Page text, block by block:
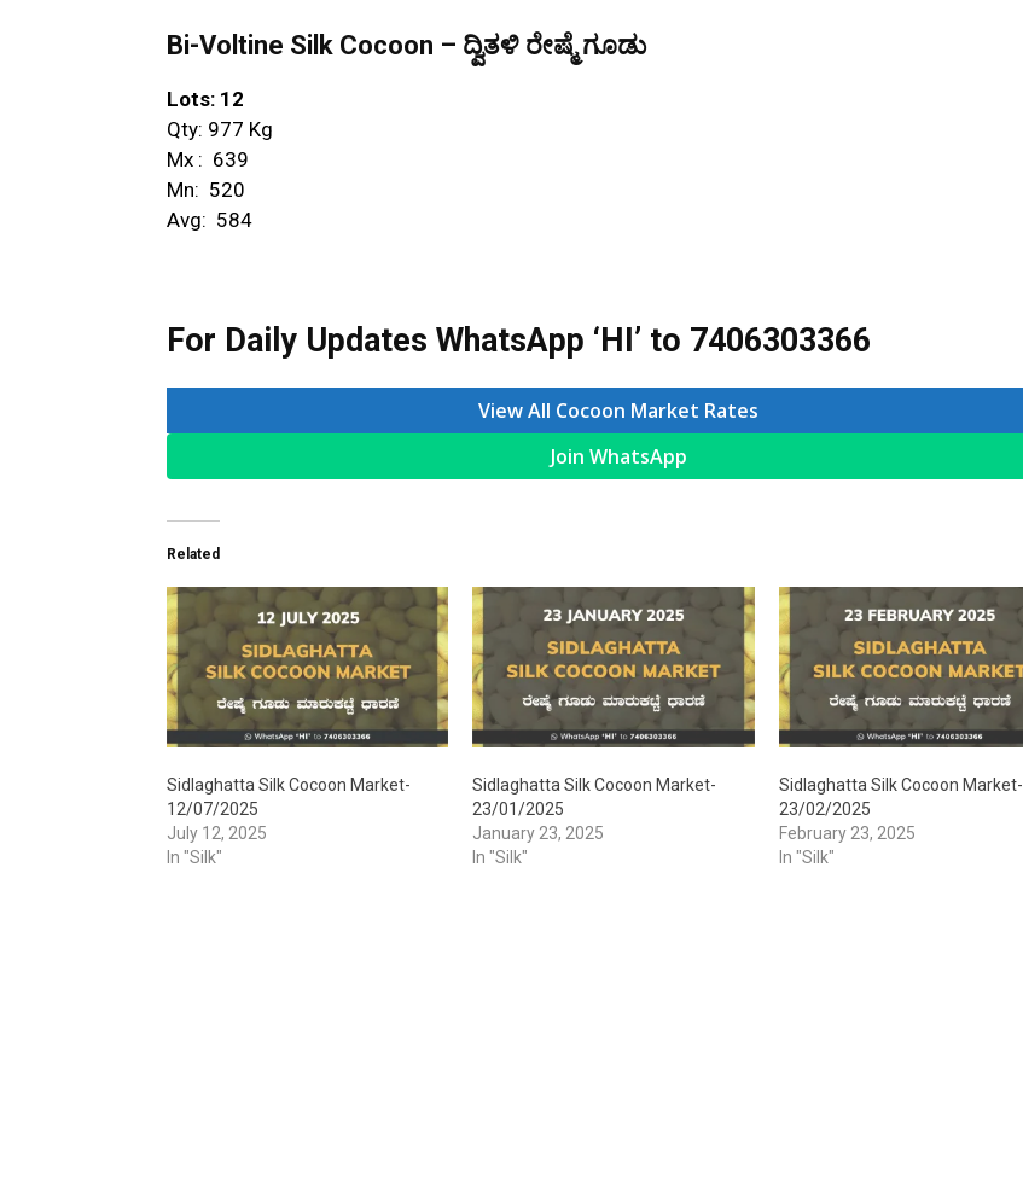
Bi-Voltine Silk Cocoon – ದ್ವಿತಳಿ ರೇಷ್ಮೆ ಗೂಡು
Lots: 12
Qty: 977 Kg
Mx : ₹ 639
Mn: ₹ 520
Avg: ₹ 584
For Daily Updates WhatsApp ‘HI’ to 7406303366
View All Cocoon Market Rates
Join WhatsApp
Related
Sidlaghatta Silk Cocoon Market-
12/07/2025
July 12, 2025
In "Silk"
Sidlaghatta Silk Cocoon Market-
23/01/2025
January 23, 2025
In "Silk"
Sidlaghatta Silk Cocoon Market-
23/02/2025
February 23, 2025
In "Silk"